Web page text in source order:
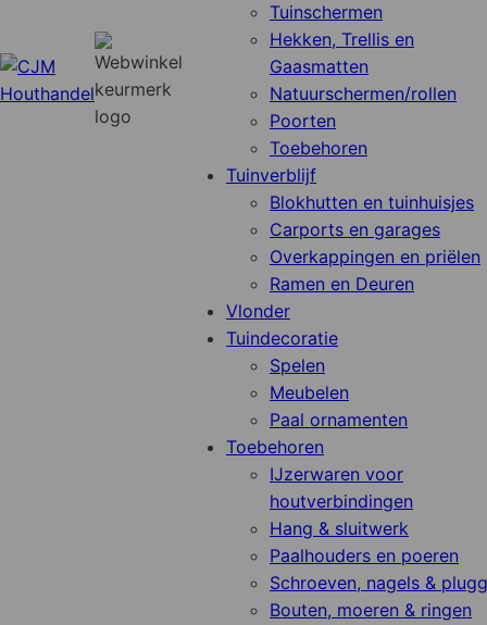
Tuinschermen
Hekken, Trellis en
Gaasmatten
Natuurschermen/rollen
Poorten
Toebehoren
Tuinverblijf
Blokhutten en tuinhuisjes
Carports en garages
Overkappingen en priëlen
Ramen en Deuren
Vlonder
Tuindecoratie
Spelen
Meubelen
Paal ornamenten
Toebehoren
IJzerwaren voor
houtverbindingen
Hang & sluitwerk
Paalhouders en poeren
Schroeven, nagels &
Bouten, moeren & ringen